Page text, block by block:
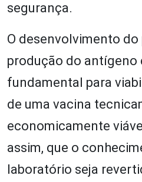
segurança.
O desenvolvimento
produção do antígeno
fundamental para
de uma vacina
economicamente
assim, que o
laboratório seja